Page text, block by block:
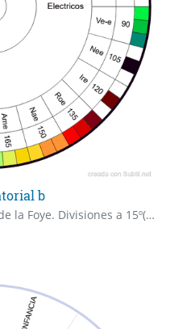
b
Aproximación a Disco Ecuatorial de la Foye. Divisiones a 15º(Texto)/5ª (cada raya). Texto correcto a -7.5º ( 7.5º en antihorario. Centra el texto y no puedo corregirlo). Faltan ranuras Yod (0-180º), Vav (140-320), He (105-285) YHWH( 60º) . Grado cero orientado al norte corrigiendo declinación magnetica. España aprox 355º.